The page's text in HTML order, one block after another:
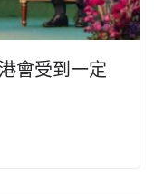
會受到一定